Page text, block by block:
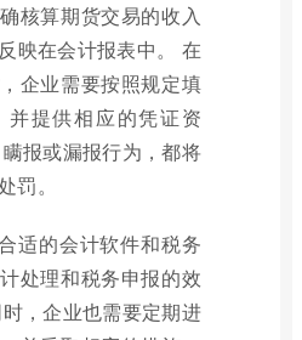
核算期货交易的收入
映在会计报表中。 在
企业需要按照规定填
并提供相应的凭证资
报或漏报行为，都将
罚。
适的会计软件和税务
处理和税务申报的效
，企业也需要定期进